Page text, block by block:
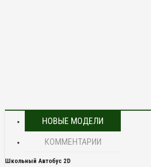
НОВЫЕ МОДЕЛИ
КОММЕНТАРИИ
Школьный Автобус 2D